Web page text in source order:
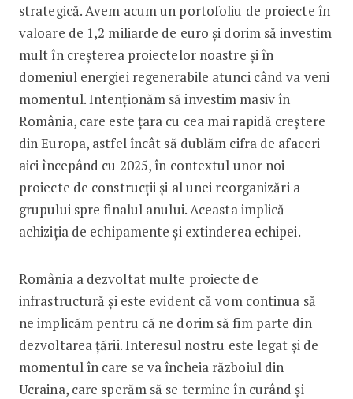
strategică. Avem acum un portofoliu de proiecte în
valoare de 1,2 miliarde de euro și dorim să investim
mult în creșterea proiectelor noastre și în
domeniul energiei regenerabile atunci când va veni
momentul. Intenționăm să investim masiv în
România, care este țara cu cea mai rapidă creștere
din Europa, astfel încât să dublăm cifra de afaceri
aici începând cu 2025, în contextul unor noi
proiecte de construcții și al unei reorganizări a
grupului spre finalul anului. Aceasta implică
achiziția de echipamente și extinderea echipei.
România a dezvoltat multe proiecte de
infrastructură și este evident că vom continua să
ne implicăm pentru că ne dorim să fim parte din
dezvoltarea țării. Interesul nostru este legat și de
momentul în care se va încheia războiul din
Ucraina, care sperăm să se termine în curând și